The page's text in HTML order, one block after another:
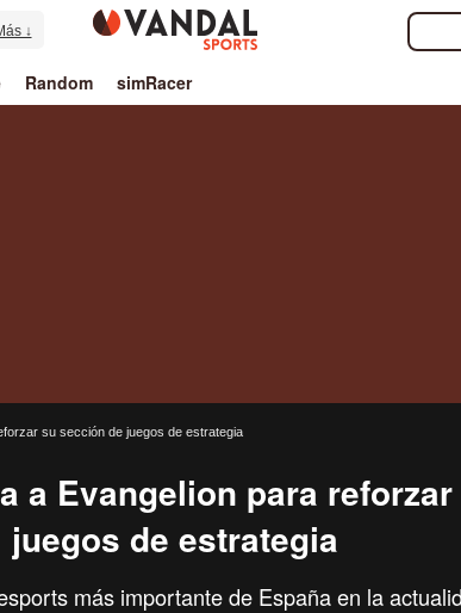
↓
Random simRacer
su sección de juegos de estrategia
a Evangelion para
juegos de estrategia
más importante de España en la